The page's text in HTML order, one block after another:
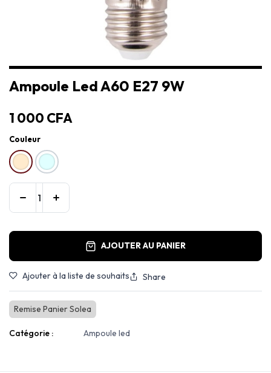
Ampoule Led A60 E27 9W
1 000 CFA
Couleur
AJOUTER AU PANIER
Ajouter à la liste de souhaits Share
Remise Panier Solea
Catégorie : Ampoule led